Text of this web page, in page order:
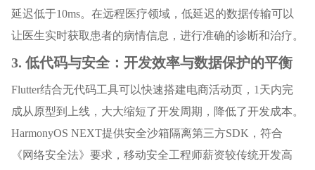
延迟低于10ms。在远程医疗领域，低延迟的数据传输可以
让医生实时获取患者的病情信息，进行准确的诊断和治疗。
3. 低代码与安全：开发效率与数据保护的平衡
Flutter结合无代码工具可以快速搭建电商活动页，1天内完
成从原型到上线，大大缩短了开发周期，降低了开发成本。
HarmonyOS NEXT提供安全沙箱隔离第三方SDK，符合
《网络安全法》要求，移动安全工程师薪资较传统开发高